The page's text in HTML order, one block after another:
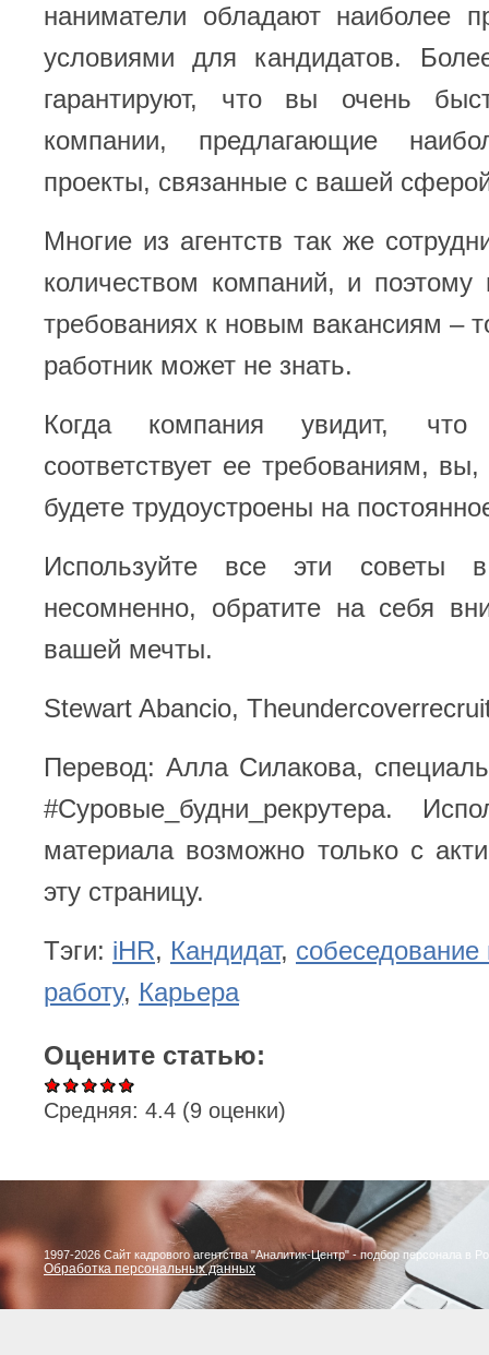
наниматели обладают наиболее
условиями для кандидатов.
гарантируют, что вы очень
компании, предлагающие
проекты, связанные с вашей
Многие из агентств так же
количеством компаний, и
требованиях к новым вакансиям –
работник может не знать.
Когда компания увидит,
соответствует ее требованиям, вы,
будете трудоустроены на
Используйте все эти советы
несомненно, обратите на себя
вашей мечты.
Stewart Abancio,
Перевод: Алла Силакова,
#Суровые_будни_рекрутера.
материала возможно только с
эту страницу.
Тэги: iHR, Кандидат, собеседование
работу, Карьера
Оцените статью:
Средняя: 4.4 (9 оценки)
1997-2026 Сайт кадрового агентства "Аналитик-Центр" - подбор персонала в
Обработка персональных данных